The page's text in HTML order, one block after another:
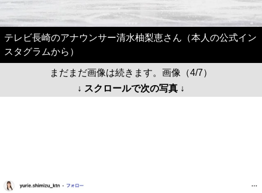
まだまだ画像は続きます。画像（4/7）
↓ スクロールで次の写真 ↓